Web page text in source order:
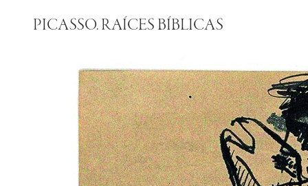
PICASSO. RAÍCES BÍBLICAS